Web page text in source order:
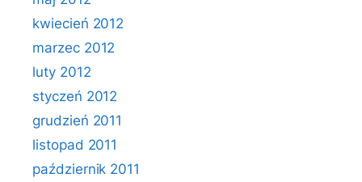
kwiecień 2012
marzec 2012
luty 2012
styczeń 2012
grudzień 2011
listopad 2011
październik 2011